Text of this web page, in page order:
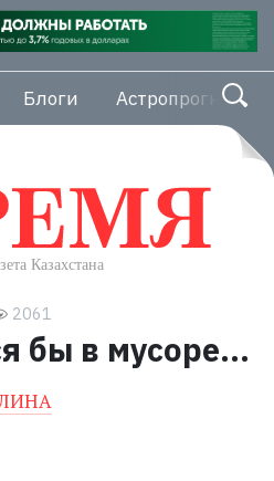
Блоги Астропрогноз
2061
бы в мусоре...